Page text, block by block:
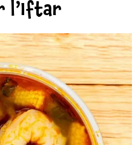
l’Iftar